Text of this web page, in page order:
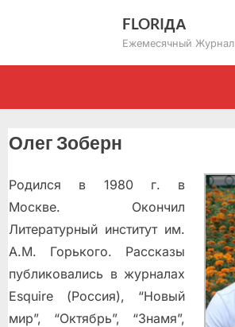
FLORIДА
Ежемесячный Журнал
Олег Зоберн
Родился в 1980 г. в
Москве. Окончил
Литературный институт им.
А.М. Горького. Рассказы
публиковались в журналах
Esquire (Россия), “Новый
мир”, “Октябрь”, “Знамя”,